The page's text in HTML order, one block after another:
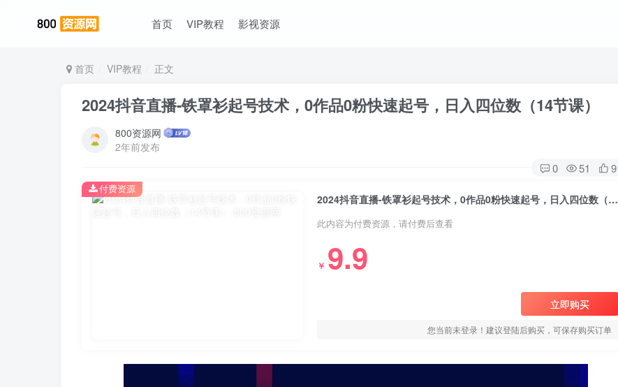
首页 VIP教程 影视资源
首页 VIP教程 正文
2024抖音直播-铁罩衫起号技术，0作品0粉快速起号，日入四位数（14节课）
800资源网
2年前发布
0 51 9
2024抖音直播-铁罩衫起号技术，0作品0粉快速起号，日入四位数（14节课）
此内容为付费资源，请付费后查看
￥ 9.9
立即购买
您当前未登录！建议登陆后购买，可保存购买订单
付费资源